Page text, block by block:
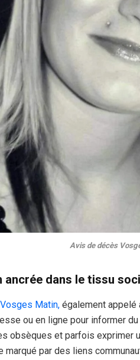
Avis de décès
ancrée dans le tissu
Matin,également appelé
ou en ligne pour informer
obsèques et parfois exprimer
marqué par des liens